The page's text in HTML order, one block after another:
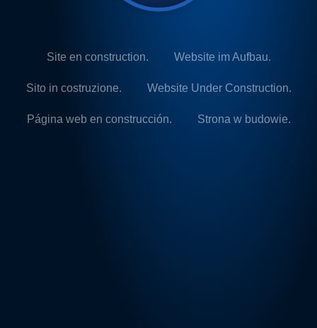
Site en construction. Website im Aufbau.
Sito in costruzione. Website Under Construction.
Página web en construcción. Strona w budowie.